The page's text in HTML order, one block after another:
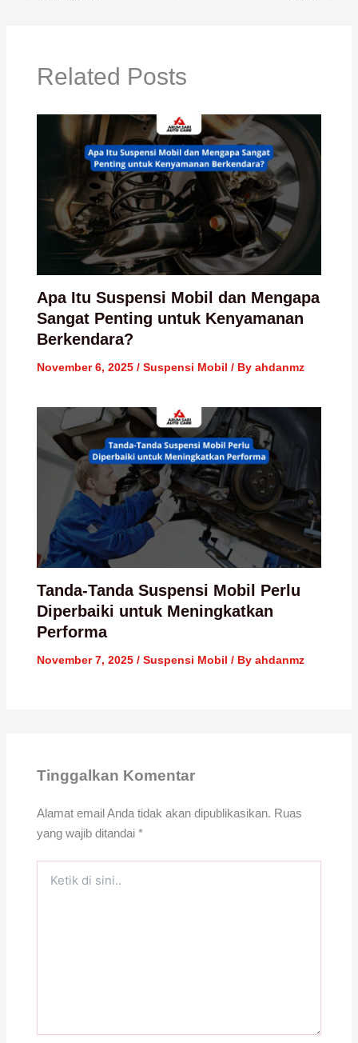
Related Posts
Apa Itu Suspensi Mobil dan Mengapa
Sangat Penting untuk Kenyamanan
Berkendara?
November 6, 2025 / Suspensi Mobil / By ahdanmz
Tanda-Tanda Suspensi Mobil Perlu
Diperbaiki untuk Meningkatkan
Performa
November 7, 2025 / Suspensi Mobil / By ahdanmz
Tinggalkan Komentar
Alamat email Anda tidak akan dipublikasikan. Ruas
yang wajib ditandai *